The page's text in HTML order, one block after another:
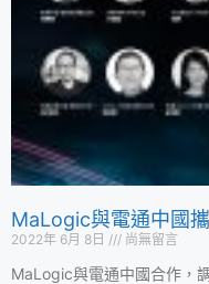
MaLogic與電通中國
2022年 6月 8日 尚無留言
MaLogic與電通中國合作，